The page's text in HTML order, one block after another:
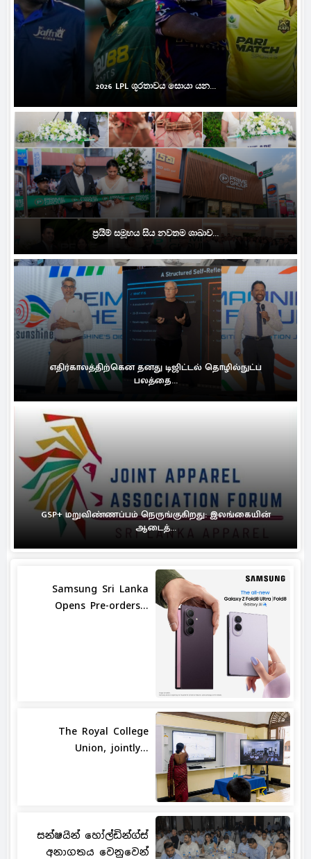
2026 LPL ශූරතාවය සොයා යන...
ප්‍රයිම් සමූහය සිය නවතම ශාඛාව...
எதிர்காலத்திற்கென தனது டிஜிட்டல் தொழில்நுட்ப
பலத்தை...
GSP+ மறுவிண்ணப்பம் நெருங்குகிறது: இலங்கையின்
ஆடைத்...
Samsung Sri Lanka
Opens Pre-orders...
The Royal College
Union, jointly...
සන්ෂයින් හෝල්ඩින්ග්ස්
අනාගතය වෙනුවෙන්